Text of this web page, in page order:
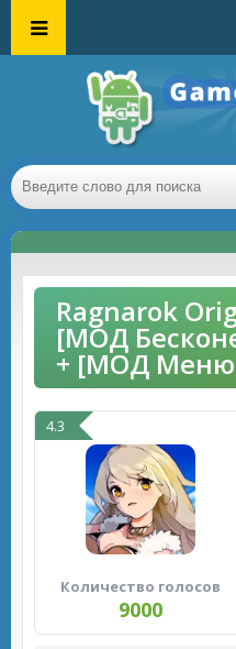
Ragnarok
[МОД
+ [МОД
4.3
Количество голосов
9000